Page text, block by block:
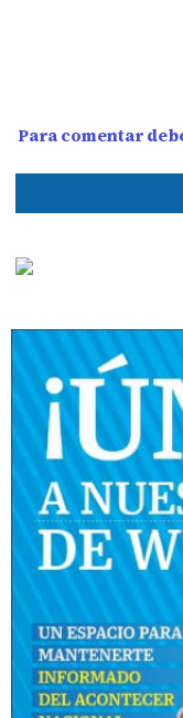
Para comentar